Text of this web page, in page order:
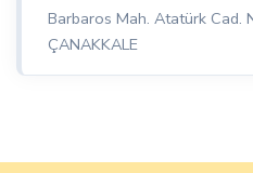
Barbaros Mah. Atatürk Cad.
ÇANAKKALE